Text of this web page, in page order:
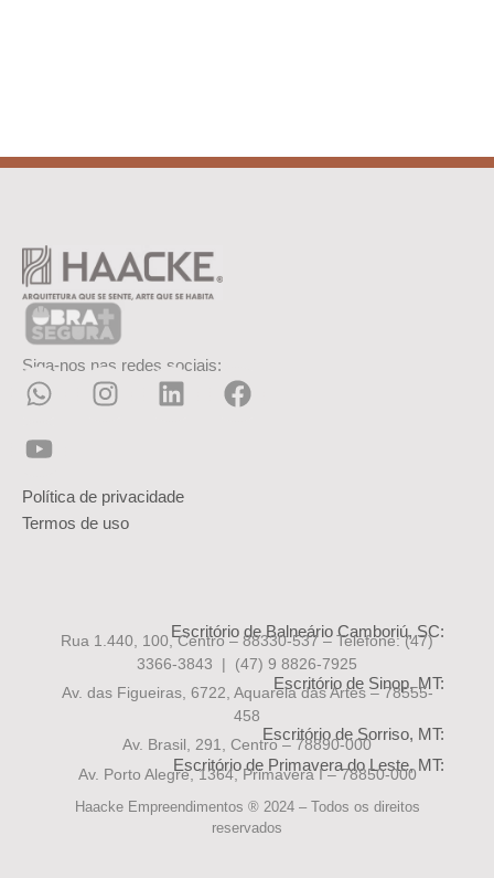
Siga-nos nas redes sociais:
Política de privacidade
Termos de uso
Escritório de Balneário Camboriú, SC:
Rua 1.440, 100, Centro – 88330-537 – Telefone:(47)
3366-3843 | (47) 9 8826-7925
Escritório de Sinop, MT:
Av. das Figueiras, 6722, Aquarela das Artes – 78555-
458
Escritório de Sorriso, MT:
Av. Brasil, 291, Centro – 78890-000
Escritório de Primavera do Leste, MT:
Av. Porto Alegre, 1364, Primavera I – 78850-000
Haacke Empreendimentos ® 2024 – Todos os direitos
reservados